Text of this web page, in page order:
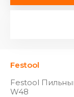
Festool
Festool
W48